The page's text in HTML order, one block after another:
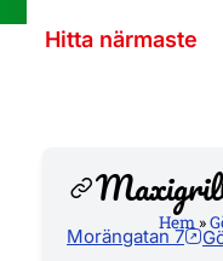
Hitta närmaste
Hem »
Morängatan 7